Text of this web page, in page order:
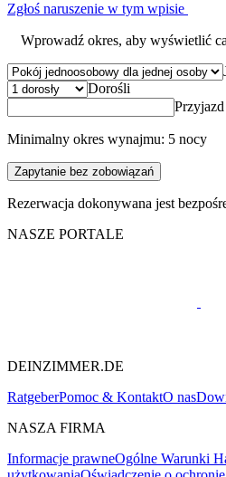
Zgłoś naruszenie w tym wpisie
Wprowadź okres, aby wyświetlić
Dorośli
Minimalny okres wynajmu: 5 nocy
Zapytanie bez zobowiązań
Rezerwacja dokonywana jest
NASZE PORTALE
DEINZIMMER.DE
RatgeberPomoc & KontaktO nas
NASZA FIRMA
Informacje prawneOgólne Warunki